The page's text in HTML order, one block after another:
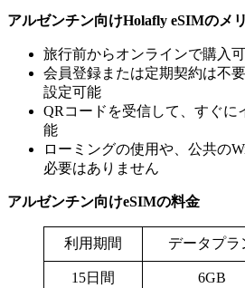
アルゼンチン向けHolafly eSIMのメ
旅行前からオンラインで購入
会員登録または定期契約は不
設定可能
QRコードを受信して、すぐに
能
ローミングの使用や、公共の
必要はありません
アルゼンチン向けeSIMの料金
利用期間 データプラ
15日間 6GB